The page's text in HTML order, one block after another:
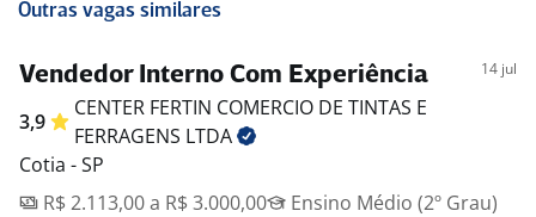
Outras vagas similares
Vendedor Interno Com Experiência 14 jul
3,9
CENTER FERTIN COMERCIO DE TINTAS E
FERRAGENS LTDA
Cotia - SP
R$ 2.113,00 a R$ 3.000,00
Ensino Médio (2º Grau)